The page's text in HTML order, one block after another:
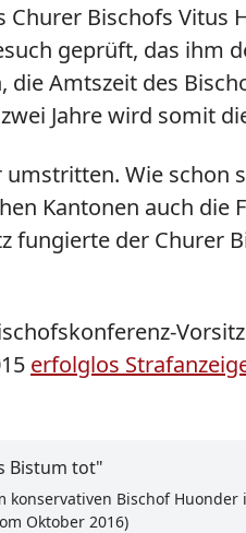
Churer Bischofs
geprüft, das ihm
Amtszeit des
Jahre wird somit
Wie schon
Kantonen auch
fungierte der Churer
erfolglos
Bistum tot"
Bischof
Oktober 2016)